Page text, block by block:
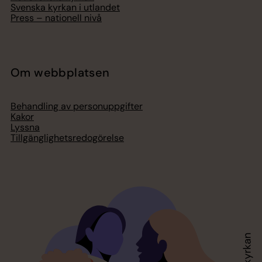
Svenska kyrkan i utlandet
Press – nationell nivå
Om webbplatsen
Behandling av personuppgifter
Kakor
Lyssna
Tillgänglighetsredogörelse